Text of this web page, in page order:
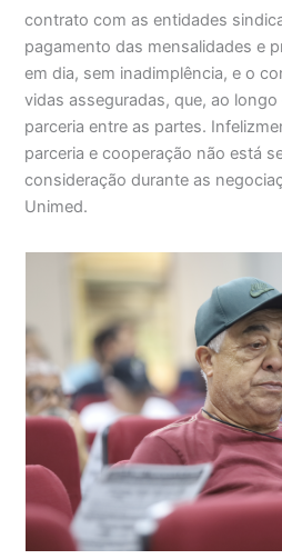
contrato com as entidades
pagamento das mensalidades e
em dia, sem inadimplência, e o
vidas asseguradas, que, ao
parceria entre as partes.
parceria e cooperação não está
consideração durante as
Unimed.